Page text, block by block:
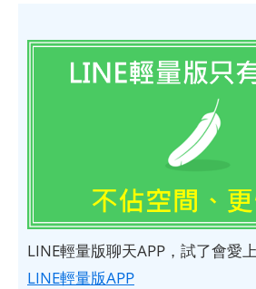
LINE輕量版聊天APP，試了會愛
LINE輕量版APP